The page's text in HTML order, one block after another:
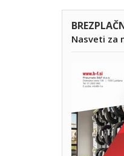
Nasveti za